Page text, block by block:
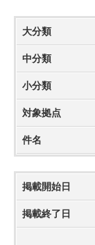
大分類
中分類
小分類
対象拠点
件名
掲載開始日
掲載終了日